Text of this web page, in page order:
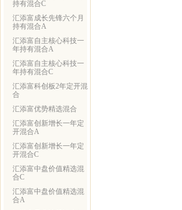
持有混合C
汇添富成长先锋六个月
持有混合A
汇添富自主核心科技一
年持有混合A
汇添富自主核心科技一
年持有混合C
汇添富科创板2年定开混
合
汇添富优势精选混合
汇添富创新增长一年定
开混合A
汇添富创新增长一年定
开混合C
汇添富中盘价值精选混
合C
汇添富中盘价值精选混
合A